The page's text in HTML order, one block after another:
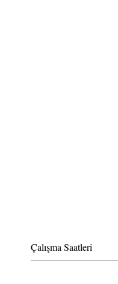
Çalışma Saatleri